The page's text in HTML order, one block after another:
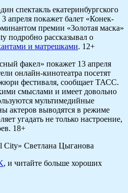
спектакль екатеринбургского
апреля покажет балет «Конек-
премии «Золотая маска»
подробно рассказывал о
и матрешками. 12+
факел» покажет 13 апреля
онлайн-кинотеатра посетят
фестиваля, сообщает ТАСС.
смыслами и имеет довольно
мультимедийные
актеров выводятся в режиме
угадать не только настроение,
18+
City» Светлана Цыганова
, и читайте больше хороших